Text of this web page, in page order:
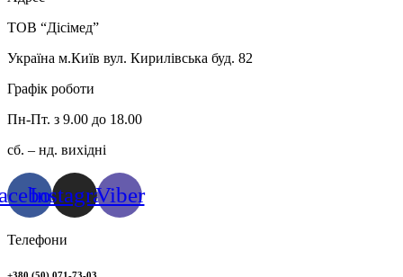
ТОВ “Дісімед”
Україна м.Київ вул. Кирилівська буд. 82
Графік роботи
Пн-Пт. з 9.00 до 18.00
сб. – нд. вихідні
InstagramViber
Телефони